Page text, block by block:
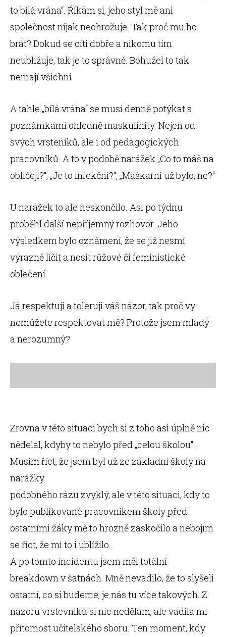
to bílá vrána“. Říkám si, jeho styl mě ani
společnost nijak neohrožuje. Tak proč mu ho
brát? Dokud se cítí dobře a nikomu tím
neubližuje, tak je to správně. Bohužel to tak
nemají všichni.
A tahle „bílá vrána“ se musí denně potýkat s
poznámkami ohledně maskulinity. Nejen od
svých vrsteníků, ale i od pedagogických
pracovníků. A to v podobě narážek „Co to máš na
obličeji?“, „Je to infekční?“, „Maškarní už bylo, ne?“
U narážek to ale neskončilo. Asi po týdnu
proběhl další nepříjemný rozhovor. Jeho
výsledkem bylo oznámení, že se již nesmí
výrazně líčit a nosit růžové či feministické
oblečení.
Já respektuji a toleruji váš názor, tak proč vy
nemůžete respektovat mě? Protože jsem mladý
a nerozumný?
Zrovna v této situaci bych si z toho asi úplně nic
nědelal, kdyby to nebylo před „celou školou“.
Musím říct, že jsem byl už ze základní školy na
narážky
podobného rázu zvyklý, ale v této situaci, kdy to
bylo publikované pracovníkem školy před
ostatními žáky mě to hrozně zaskočilo a nebojím
se říct, že mi to i ublížilo.
A po tomto incidentu jsem měl totální
breakdown v šatnách. Mně nevadilo, že to slyšeli
ostatní, co si budeme, je nás tu více takových. Z
názoru vrstevníků si nic nedělám, ale vadila mi
přítomost učitelského sboru. Ten moment, kdy